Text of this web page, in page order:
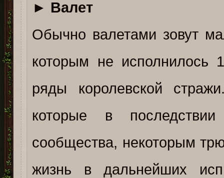
► Валет
Обычно валетами зовут
которым не исполнилось
ряды королевской
которые в
сообщества, некоторым
жизнь в дальнейших